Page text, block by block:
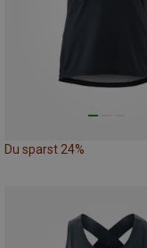
Du sparst 24%